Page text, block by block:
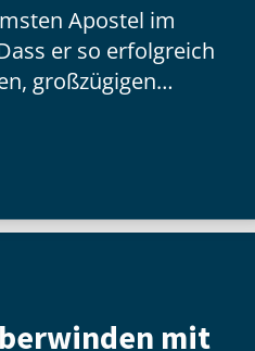
Apostel im
er so erfolgreich
großzügigen
christlichen
wo Paulus
mit